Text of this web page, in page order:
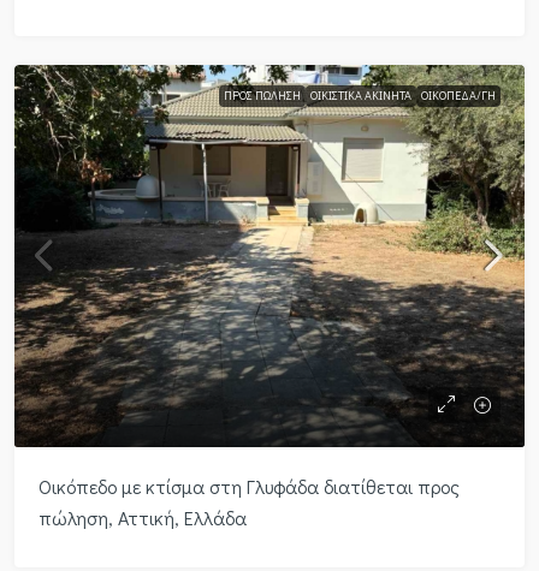
ΠΡΟΣ ΠΏΛΗΣΗ ΟΙΚΙΣΤΙΚΆ ΑΚΊΝΗΤΑ ΟΙΚΌΠΕΔΑ/ΓΉ
Οικόπεδο με κτίσμα στη Γλυφάδα διατίθεται προς
πώληση, Αττική, Ελλάδα